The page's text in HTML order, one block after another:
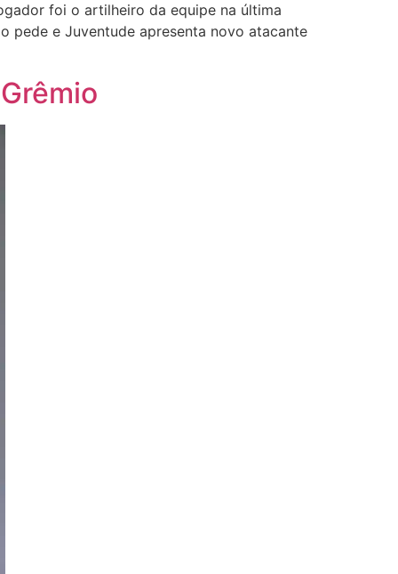
foi o artilheiro da equipe na última
pede e Juventude apresenta novo atacante